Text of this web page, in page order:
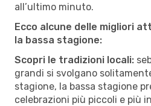
all’ultimo minuto.
Ecco alcune delle migliori
la bassa stagione:
Scopri le tradizioni locali:
grandi si svolgano
stagione, la bassa stagione
celebrazioni più piccoli e più